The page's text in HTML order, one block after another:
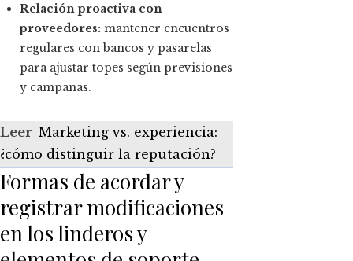
Relación proactiva con
proveedores: mantener encuentros
regulares con bancos y pasarelas
para ajustar topes según previsiones
y campañas.
Leer Marketing vs. experiencia:
¿cómo distinguir la reputación?
Formas de acordar y
registrar modificaciones
en los linderos y